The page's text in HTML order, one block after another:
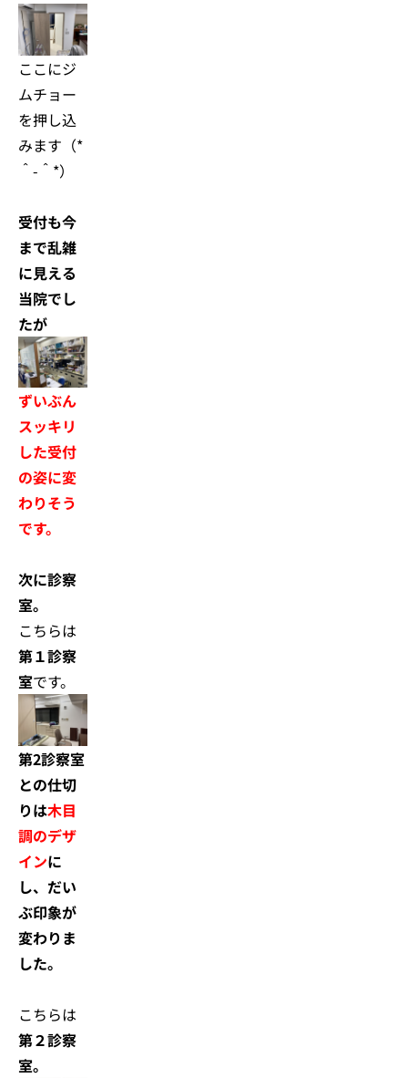
ここにジ
ムチョー
を押し込
みます（*
＾-＾*）
受付も今
まで乱雑
に見える
当院でし
たが
ずいぶん
スッキリ
した受付
の姿に変
わりそう
です。
次に診察
室。
こちらは
第１診察
室です。
第2診察室
との仕切
りは木目
調のデザ
インに
し、だい
ぶ印象が
変わりま
した。
こちらは
第２診察
室。